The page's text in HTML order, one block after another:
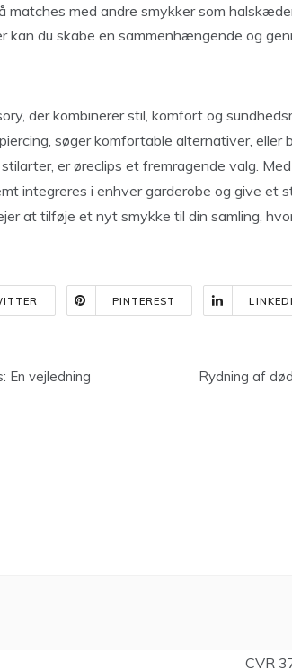
matches med andre smykker som
kan du skabe en sammenhængende og
der kombinerer stil, komfort og
søger komfortable alternativer, eller
er øreclips et fremragende valg.
integreres i enhver garderobe og give et
at tilføje et nyt smykke til din samling,
PINTEREST
En vejledning
Rydning af
CVR